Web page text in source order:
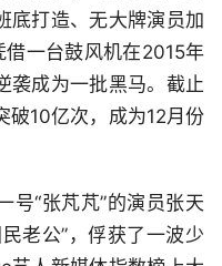
底打造、无大牌演员加
借一台鼓风机在2015年
袭成为一批黑马。截止
破10亿次，成为12月份
号“张芃芃”的演员张天
老公”，俘获了一波少